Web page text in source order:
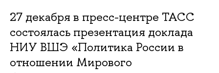
27 декабря в пресс-центре ТАСС
состоялась презентация доклада
НИУ ВШЭ «Политика России в
отношении Мирового